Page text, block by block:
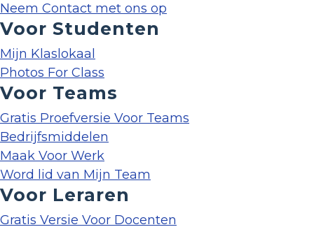
Neem Contact met ons op
Voor Studenten
Mijn Klaslokaal
Photos For Class
Voor Teams
Gratis Proefversie Voor Teams
Bedrijfsmiddelen
Maak Voor Werk
Word lid van Mijn Team
Voor Leraren
Gratis Versie Voor Docenten